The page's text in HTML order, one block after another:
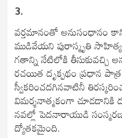
3.
వర్తమానంతో అనుసంధానం కాని
ముడివేయని పురాస్మృతి
గతాన్ని నేటిలోకి తీసుకువచ్చి
రచయిత దృక్పథం ప్రధాన
స్వీకరించదగినవాటినీ
విమర్శనాత్మకంగా చూడడానికి
నవల్లో పెదనారాయుడి
ద్యోతకమైంది.